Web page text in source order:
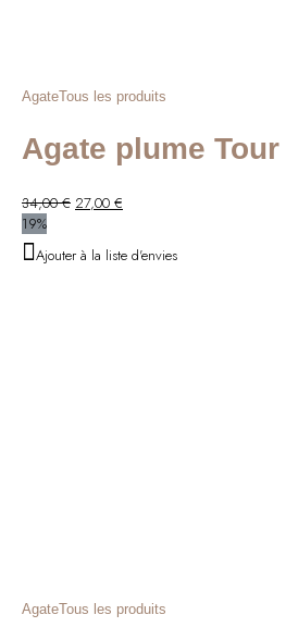
AgateTous les produits
Agate plume Tour
34,00€ Le
était :
27,00 €
est :
19%
Ajouter à la liste d'envies
AgateTous les produits